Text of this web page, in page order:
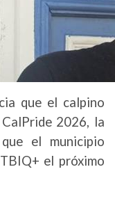
que el calpino
2026, la
el municipio
el próximo